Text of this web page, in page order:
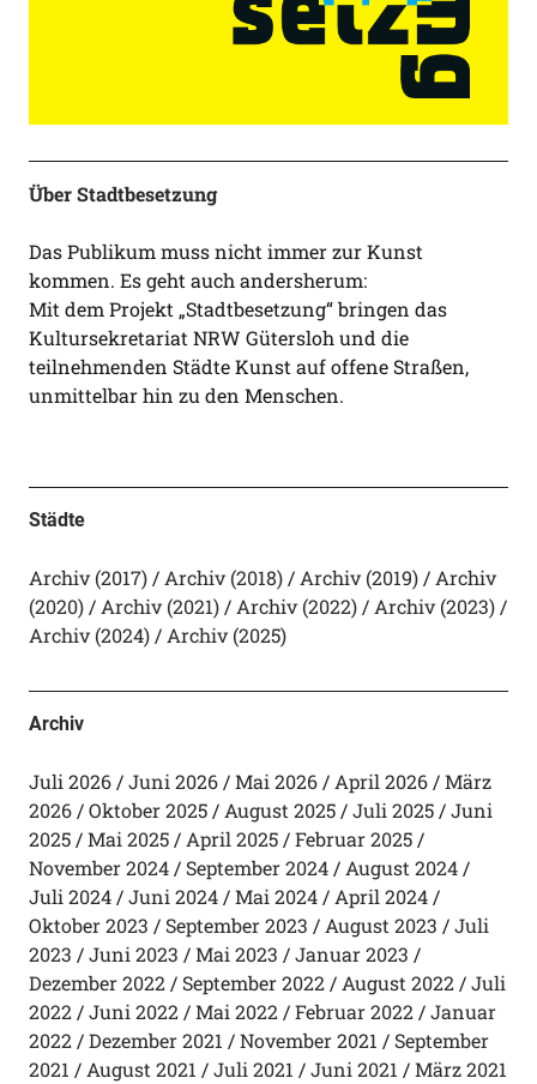
Über Stadtbesetzung
Das Publikum muss nicht immer zur Kunst
kommen. Es geht auch andersherum:
Mit dem Projekt „Stadtbesetzung“ bringen das
Kultursekretariat NRW Gütersloh und die
teilnehmenden Städte Kunst auf offene Straßen,
unmittelbar hin zu den Menschen.
Städte
Archiv (2017) Archiv (2018) Archiv (2019)
Archiv
(2020)
Archiv (2021) Archiv (2022)
Archiv (2023)
Archiv (2024)
Archiv (2025)
Archiv
Juli 2026 Juni 2026 Mai 2026 April 2026
März
2026
Oktober 2025 August 2025 Juli 2025
Juni
2025
Mai 2025 April 2025
Februar 2025
November 2024
September 2024
August 2024
Juli 2024
Juni 2024 Mai 2024
April 2024
Oktober 2023
September 2023 August 2023
Juli
2023
Juni 2023 Mai 2023
Januar 2023
Dezember 2022
September 2022 August 2022
Juli
2022
Juni 2022 Mai 2022 Februar 2022
Januar
2022
Dezember 2021 November 2021
September
2021
August 2021 Juli 2021 Juni 2021
März 2021